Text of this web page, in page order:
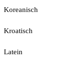
Koreanisch
Kroatisch
Latein